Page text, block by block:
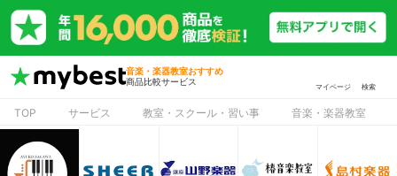
音楽・楽器教室おすすめ
商品比較サービス
マイページ 検索
TOP サービス 教室・スクール・習い事 音楽・楽器教室